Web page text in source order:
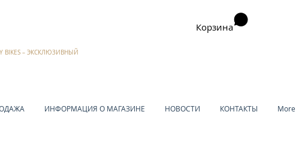
Корзина
– ЭКСКЛЮЗИВНЫЙ
ИНФОРМАЦИЯ О МАГАЗИНЕ НОВОСТИ КОНТАКТЫ More